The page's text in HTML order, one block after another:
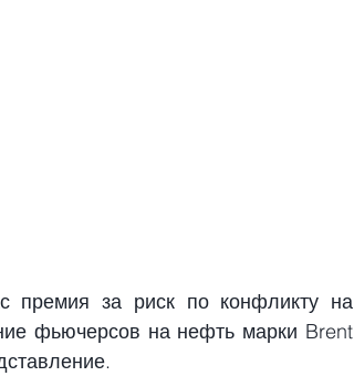
премия за риск по конфликту на
фьючерсов на нефть марки Brent